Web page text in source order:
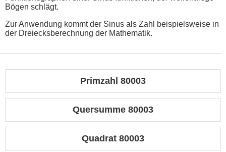
Bögen schlägt.
Zur Anwendung kommt der Sinus als Zahl beispielsweise in
der Dreiecksberechnung der Mathematik.
Primzahl 80003
Quersumme 80003
Quadrat 80003